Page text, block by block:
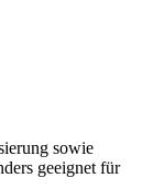
sowie
geeignet für